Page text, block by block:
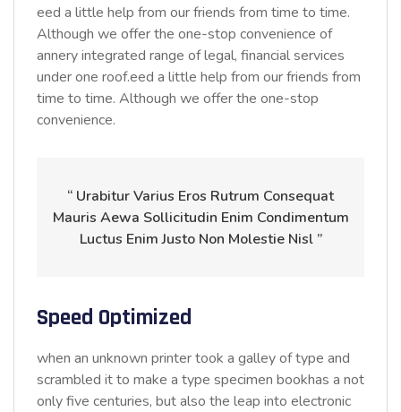
eed a little help from our friends from time to time.
Although we offer the one-stop convenience of
annery integrated range of legal, financial services
under one roof.eed a little help from our friends from
time to time. Although we offer the one-stop
convenience.
“ Urabitur Varius Eros Rutrum Consequat
Mauris Aewa Sollicitudin Enim Condimentum
Luctus Enim Justo Non Molestie Nisl ”
Speed Optimized
when an unknown printer took a galley of type and
scrambled it to make a type specimen bookhas a not
only five centuries, but also the leap into electronic